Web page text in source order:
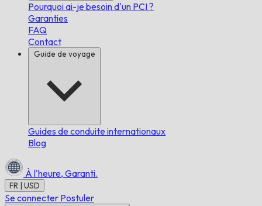
Pourquoi ai-je besoin d'un PCI ?
Garanties
FAQ
Contact
Guide de voyage
Guides de conduite internationaux
Blog
À l'heure, Garanti.
FR | USD
Se connecter Postuler